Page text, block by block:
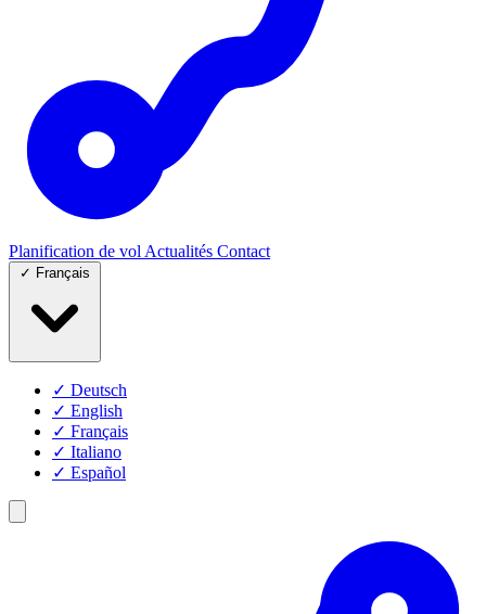
Planification de vol Actualités Contact
✓ Français
✓ Deutsch
✓ English
✓ Français
✓ Italiano
✓ Español